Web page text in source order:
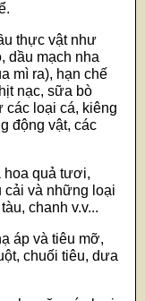
thực vật như
dầu mạch nha
mì ra), hạn chế
nạc, sữa bò
các loại cá, kiêng
động vật, các
hoa quả tươi,
cải và những loại
chanh v.v...
áp và tiêu mỡ,
chuối tiêu, dưa